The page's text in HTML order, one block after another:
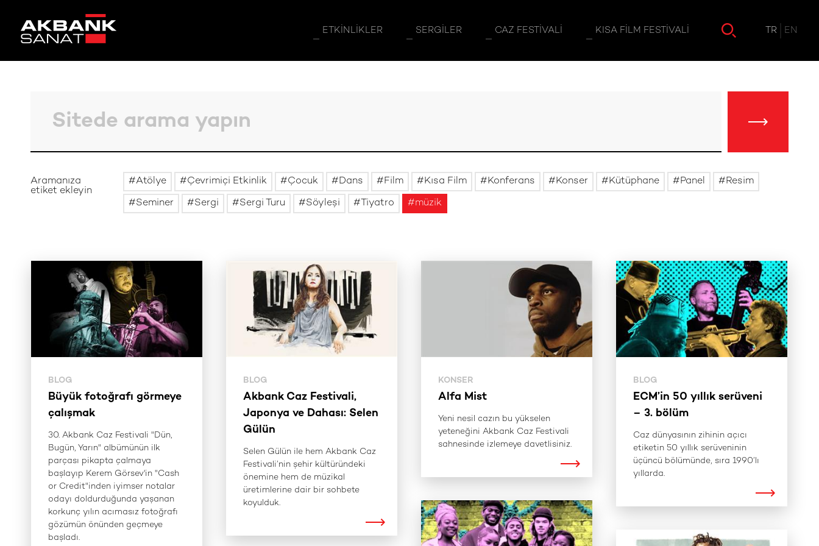
ETKINLIKLER SERGILER CAZ FESTIVALI KISA FILM FESTIVALI TR EN
Aramanıza
etiket ekleyin
Atölye Çevrimiçi Etkinlik Çocuk Dans Film Kısa Film Konferans Konser Kütüphane Panel Resim
Seminer Sergi Sergi Turu Söyleşi Tiyatro müzik
BLOG
Büyük fotoğrafı görmeye
çalışmak
30. Akbank Caz Festivali "Dün,
Bugün, Yarın" albümünün ilk
parçası pikapta çalmaya
başlayıp Kerem Görsev'in "Cash
or Credit"inden iyimser notalar
odayı doldurduğunda yaşanan
korkunç yılın acımasız fotoğrafı
gözümün önünden geçmeye
başladı.
BLOG
Akbank Caz Festivali,
Japonya ve Dahası: Selen
Gülün
Selen Gülün ile hem Akbank Caz
Festivali’nin şehir kültüründeki
önemine hem de müzikal
üretimlerine dair bir sohbete
koyulduk.
KONSER
Alfa Mist
Yeni nesil cazın bu yükselen
yeteneğini Akbank Caz Festivali
sahnesinde izlemeye davetlisiniz.
BLOG
ECM’in 50 yıllık serüveni
– 3. bölüm
Caz dünyasının zihinin açıcı
etiketin 50 yıllık serüveninin
üçüncü bölümünde, sıra 1990’lı
yıllarda.